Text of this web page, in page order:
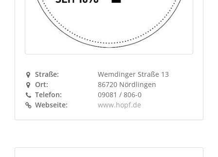
Straße:
Wemdinger Straße 13
Ort:
86720 Nördlingen
Telefon:
09081 / 806-0
Webseite:
www.hopf.de